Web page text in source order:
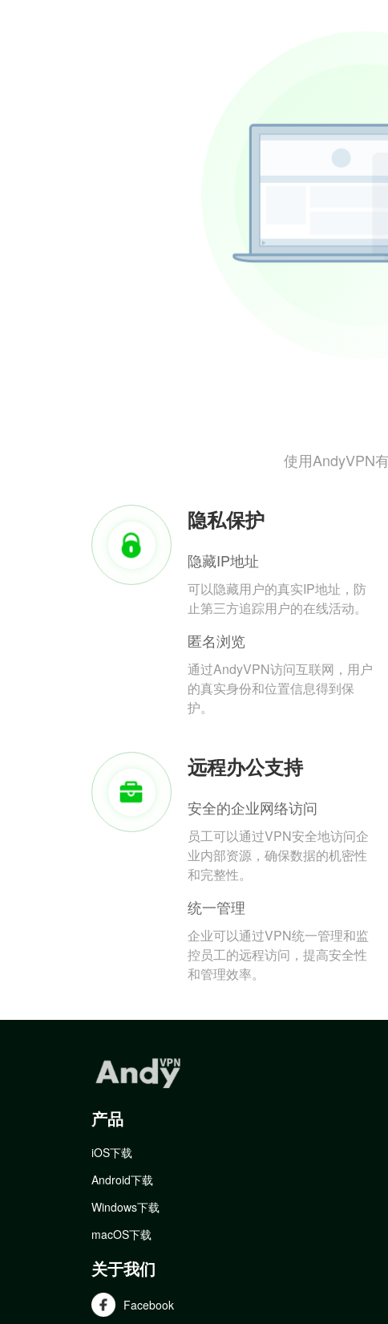
使用AndyVPN
隐私保护
隐藏IP地址
可以隐藏用户的真实IP地址，防
止第三方追踪用户的在线活动。
匿名浏览
通过AndyVPN访问互联网，用户
的真实身份和位置信息得到保
护。
远程办公支持
安全的企业网络访问
员工可以通过VPN安全地访问企
业内部资源，确保数据的机密性
和完整性。
统一管理
企业可以通过VPN统一管理和监
控员工的远程访问，提高安全性
和管理效率。
产品
iOS下载
Android下载
Windows下载
macOS下载
关于我们
Facebook